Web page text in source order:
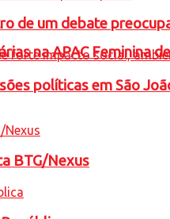
na APAC Feminina
de um debate
políticas em São
BTG/Nexus